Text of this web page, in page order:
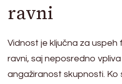
ravni
Vidnost je ključna za uspeh
ravni, saj neposredno
angažiranost skupnosti.